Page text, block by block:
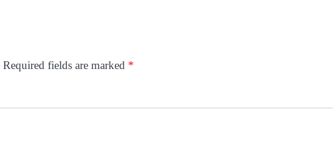
Required fields are marked *